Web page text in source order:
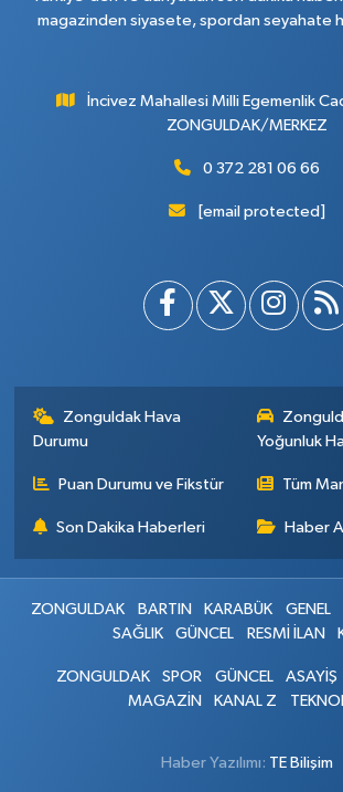
magazinden siyasete, spordan seyahate
İncivez Mahallesi Milli Egemenlik
ZONGULDAK/MERKEZ
0 372 281 06 66
[email protected]
Zonguldak Hava
Durumu
Yoğunluk
Puan Durumu ve Fikstür Tüm
Son Dakika Haberleri Haber
ZONGULDAK BARTIN KARABÜK GENEL
SAĞLIK
GÜNCEL RESMİ İLAN
ZONGULDAK SPOR GÜNCEL ASAYİŞ
MAGAZİN
KANAL Z
Haber Yazılımı: TE Bilişim